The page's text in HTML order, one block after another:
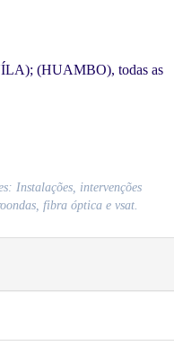
(HUAMBO), todas as
Instalações, intervenções
fibra óptica e vsat.